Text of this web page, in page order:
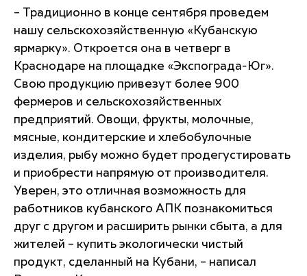
– Традиционно в конце сентября проведем
нашу сельскохозяйственную «Кубанскую
ярмарку». Откроется она в четверг в
Краснодаре на площадке «Экспограда-Юг».
Свою продукцию привезут более 900
фермеров и сельскохозяйственных
предприятий. Овощи, фрукты, молочные,
мясные, кондитерские и хлебобулочные
изделия, рыбу можно будет продегустировать
и приобрести напрямую от производителя.
Уверен, это отличная возможность для
работников кубанского АПК познакомиться
друг с другом и расширить рынки сбыта, а для
жителей – купить экологически чистый
продукт, сделанный на Кубани, – написал